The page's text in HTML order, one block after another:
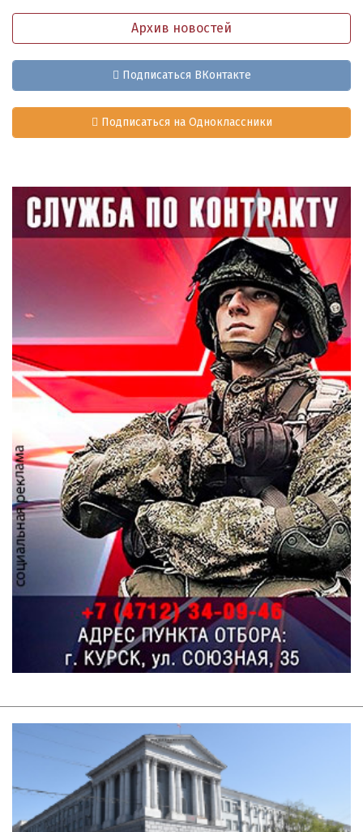
Архив новостей
Подписаться ВКонтакте
Подписаться на Одноклассники